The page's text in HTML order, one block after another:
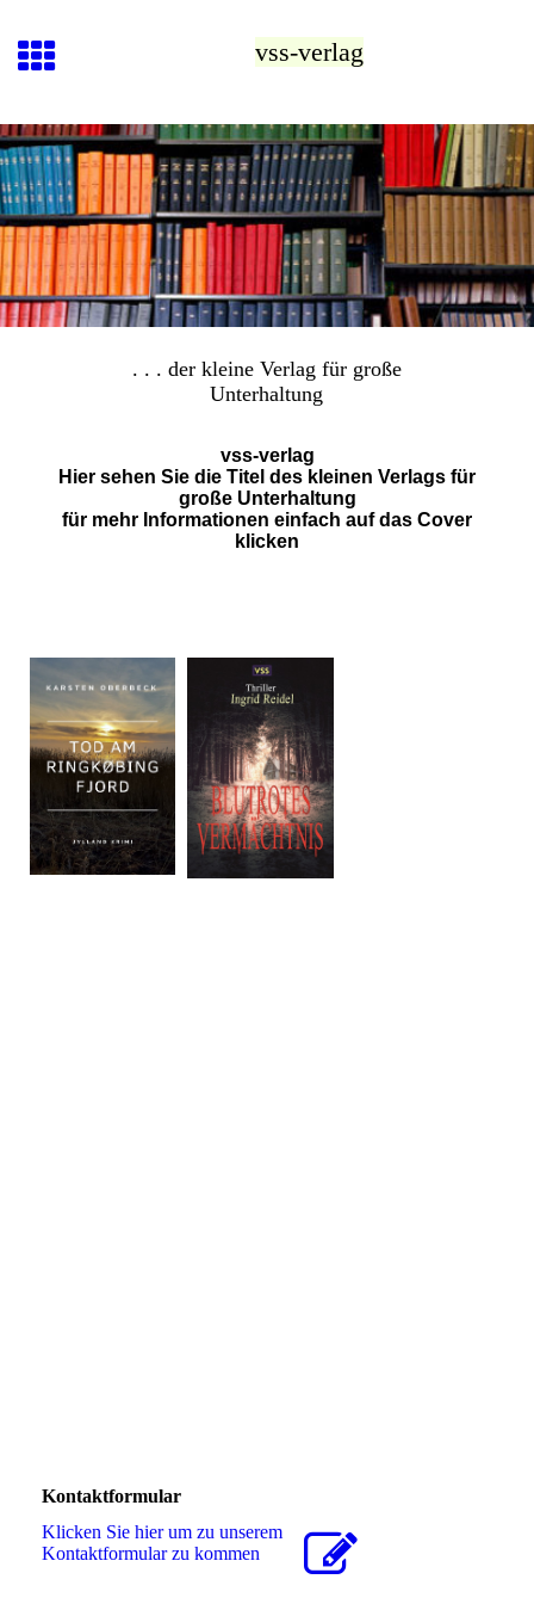
vss-verlag
. . . der kleine Verlag für große
Unterhaltung
vss-verlag
Hier sehen Sie die Titel des kleinen Verlags für
große Unterhaltung
für mehr Informationen einfach auf das Cover
klicken
Kontaktformular
Klicken Sie hier um zu unserem
Kon­takt­for­mu­lar zu kommen